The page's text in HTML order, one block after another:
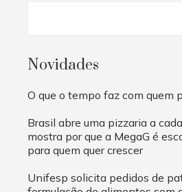
Novidades
O que o tempo faz com quem
Brasil abre uma pizzaria a
mostra por que a MegaG é
para quem quer crescer
Unifesp solicita pedidos de